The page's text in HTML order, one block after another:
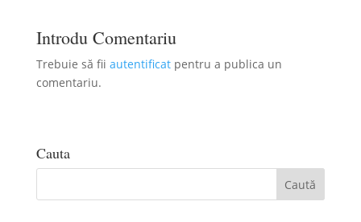
Introdu Comentariu
Trebuie să fii autentificatpentru a publica un
comentariu.
Cauta